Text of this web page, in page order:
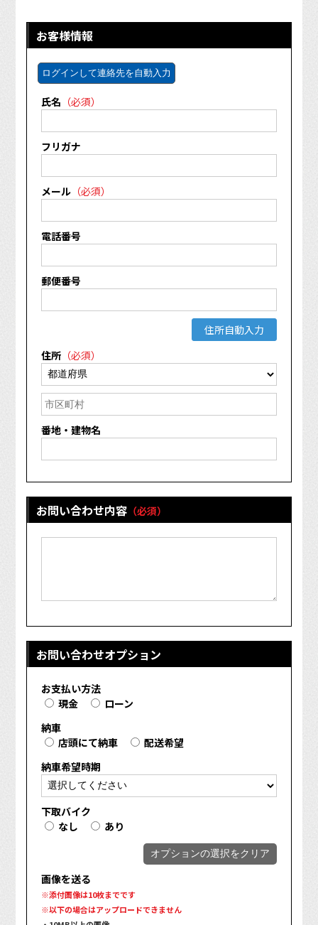
お客様情報
ログインして連絡先を自動入力
氏名 （必須）
フリガナ
メール （必須）
電話番号
郵便番号
住所自動入力
住所 （必須）
番地・建物名
お問い合わせ内容 （必須）
お問い合わせオプション
お支払い方法
現金
ローン
納車
店頭にて納車
配送希望
納車希望時期
下取バイク
なし
あり
オプションの選択をクリア
画像を送る
※添付画像は10枚までです
※以下の場合はアップロードできません